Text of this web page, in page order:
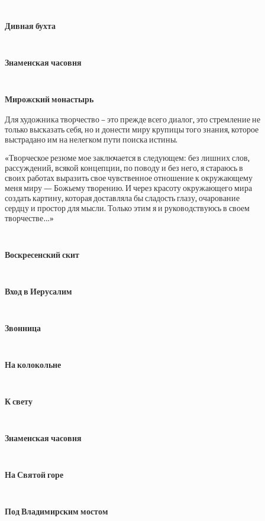
Дивная бухта
Знаменская часовня
Мирожский монастырь
Для художника творчество – это прежде всего диалог, это стремление не
только высказать себя, но и донести миру крупицы того знания, которое
выстрадано им на нелегком пути поиска истины.
«Творческое резюме мое заключается в следующем: без лишних слов,
рассуждений, всякой концепции, по поводу и без него, я стараюсь в
своих работах выразить свое чувственное отношение к окружающему
меня миру — Божьему творению. И через красоту окружающего мира
создать картину, которая доставляла бы сладость глазу, очарование
сердцу и простор для мысли. Только этим я и руководствуюсь в своем
творчестве…»
Воскресенский скит
Вход в Иерусалим
Звонница
На колокольне
К свету
Знаменская часовня
На Святой горе
Под Владимирским мостом